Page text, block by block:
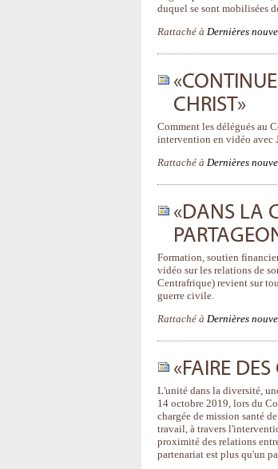
duquel se sont mobilisées
Rattaché à Dernières
CHRIST»
Comment les délégués au
intervention en vidéo avec
Rattaché à Dernières
«DANS LA
Formation, soutien
vidéo sur les relations de
Centrafrique) revient sur
guerre civile.
Rattaché à Dernières
«FAIRE
L'unité dans la diversité,
14 octobre 2019, lors du
chargée de mission santé
travail, à travers
proximité des relations
partenariat est plus qu'un